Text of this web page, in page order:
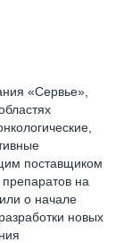
«Сервье»,
поставщиком
на
о начале
новых